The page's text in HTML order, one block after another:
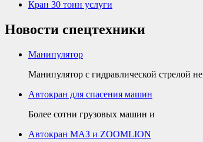
Кран 30 тонн услуги
Новости спецтехники
Манипулятор
Манипулятор с гидравлической стрелой не
Автокран для спасения машин
Более сотни грузовых машин и
Автокран МАЗ и ZOOMLION